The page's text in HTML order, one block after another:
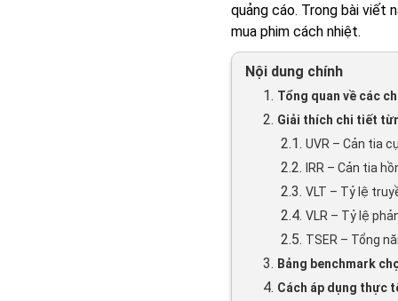
quảng cáo. Trong bài viết
mua phim cách nhiệt.
Nội dung chính
1. Tổng quan về các
2. Giải thích chi tiết
2.1. UVR – Cản tia
2.2. IRR – Cản tia
2.3. VLT – Tỷ lệ
2.4. VLR – Tỷ lệ
2.5. TSER – Tổng
3. Bảng benchmark
4. Cách áp dụng thực